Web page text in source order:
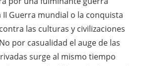
Guerra mundial o la conquista
las culturas y civilizaciones
por casualidad el auge de las
surge al mismo tiempo